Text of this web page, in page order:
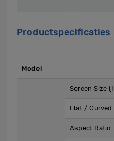
Productspecificaties
Model
Screen Size
Flat / Curved
Aspect Ratio